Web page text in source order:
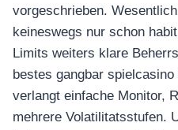
vorgeschrieben.
keineswegs nur schon
Limits weiters klare
bestes gangbar
verlangt einfache Monitor,
mehrere Volatilitatsstufen.